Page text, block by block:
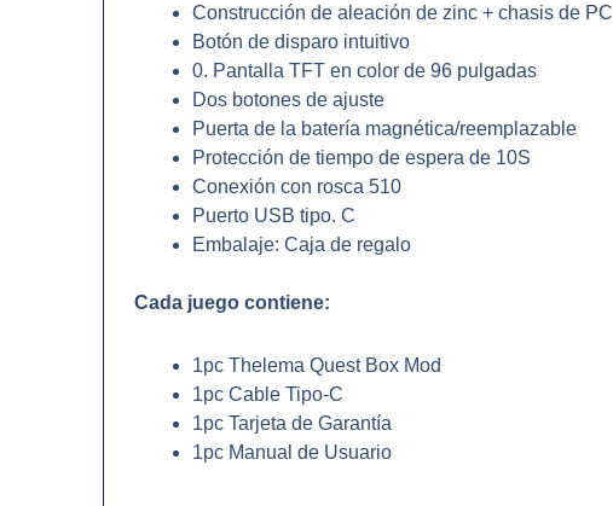
Construcción de aleación de zinc + chasis de PC
Botón de disparo intuitivo
0. Pantalla TFT en color de 96 pulgadas
Dos botones de ajuste
Puerta de la batería magnética/reemplazable
Protección de tiempo de espera de 10S
Conexión con rosca 510
Puerto USB tipo. C
Embalaje: Caja de regalo
Cada juego contiene:
1pc Thelema Quest Box Mod
1pc Cable Tipo-C
1pc Tarjeta de Garantía
1pc Manual de Usuario